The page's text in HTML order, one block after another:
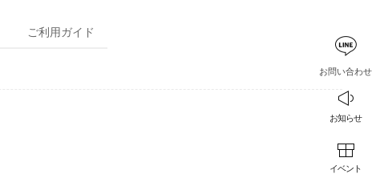
お問い合わせ
お知らせ
イベント
ご利用ガイド